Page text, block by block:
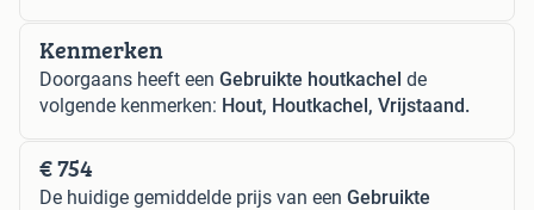
Kenmerken
Doorgaans heeft een Gebruikte houtkachel de
volgende kenmerken: Hout, Houtkachel, Vrijstaand.
€ 754
De huidige gemiddelde prijs van een Gebruikte